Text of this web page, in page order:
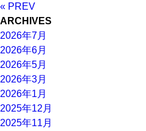
« PREV
ARCHIVES
2026年7月
2026年6月
2026年5月
2026年3月
2026年1月
2025年12月
2025年11月